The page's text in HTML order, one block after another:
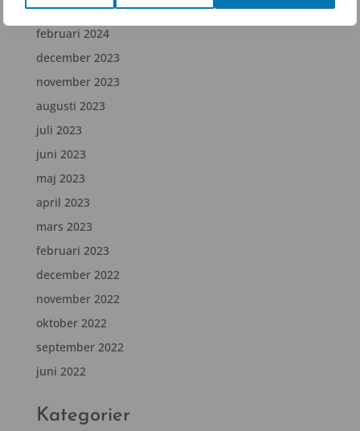
april 2024
februari 2024
december 2023
november 2023
augusti 2023
juli 2023
juni 2023
maj 2023
april 2023
mars 2023
februari 2023
december 2022
november 2022
oktober 2022
september 2022
juni 2022
Kategorier